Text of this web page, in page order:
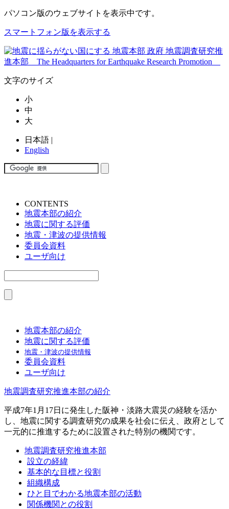
パソコン版のウェブサイトを表示中です。
スマートフォン版を表示する
文字のサイズ
小
中
大
日本語 |
English
CONTENTS
地震本部の紹介
地震に関する評価
地震・津波の提供情報
委員会資料
ユーザ向け
地震本部の紹介
地震に関する評価
地震・津波の提供情報
委員会資料
ユーザ向け
地震調査研究推進本部の紹介
平成7年1月17日に発生した阪神・淡路大震災の経験を活か
し、地震に関する調査研究の成果を社会に伝え、政府として
一元的に推進するために設置された特別の機関です。
地震調査研究推進本部
設立の経緯
基本的な目標と役割
組織構成
ひと目でわかる地震本部の活動
関係機関との役割